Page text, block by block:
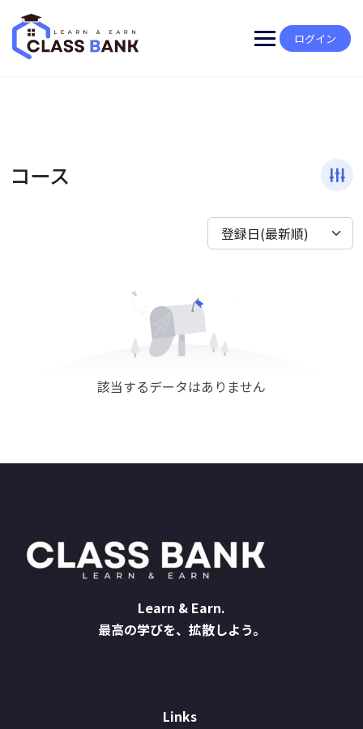
content
ログイン
コース
登録日(最新順)
該当するデータはありません
Learn & Earn.
最高の学びを、拡散しよう。
Links